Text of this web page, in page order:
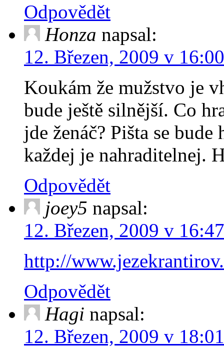
Odpovědět
Honza napsal:
12. Březen, 2009 v 16:00
Koukám že mužstvo je
bude ještě silnější. Co
jde ženáč? Pišta se
každej je nahraditelnej.
Odpovědět
joey5 napsal:
12. Březen, 2009 v 16:47
http://
Odpovědět
Hagi napsal:
12. Březen, 2009 v 18:01